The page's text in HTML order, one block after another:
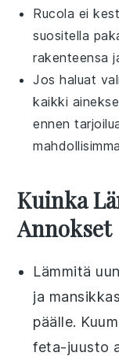
Rucola ei
suositella
rakenteensa
Jos haluat
kaikki
ennen
Kuinka
Annokset
Lämmitä
ja
päälle.
feta-juusto